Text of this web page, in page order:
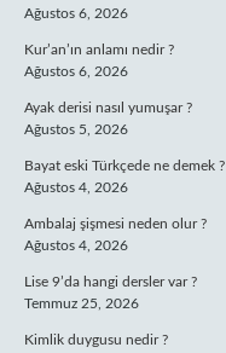
Ağustos 6, 2026
Kur’an’ın anlamı nedir ?
Ağustos 6, 2026
Ayak derisi nasıl yumuşar ?
Ağustos 5, 2026
Bayat eski Türkçede ne demek ?
Ağustos 4, 2026
Ambalaj şişmesi neden olur ?
Ağustos 4, 2026
Lise 9’da hangi dersler var ?
Temmuz 25, 2026
Kimlik duygusu nedir ?